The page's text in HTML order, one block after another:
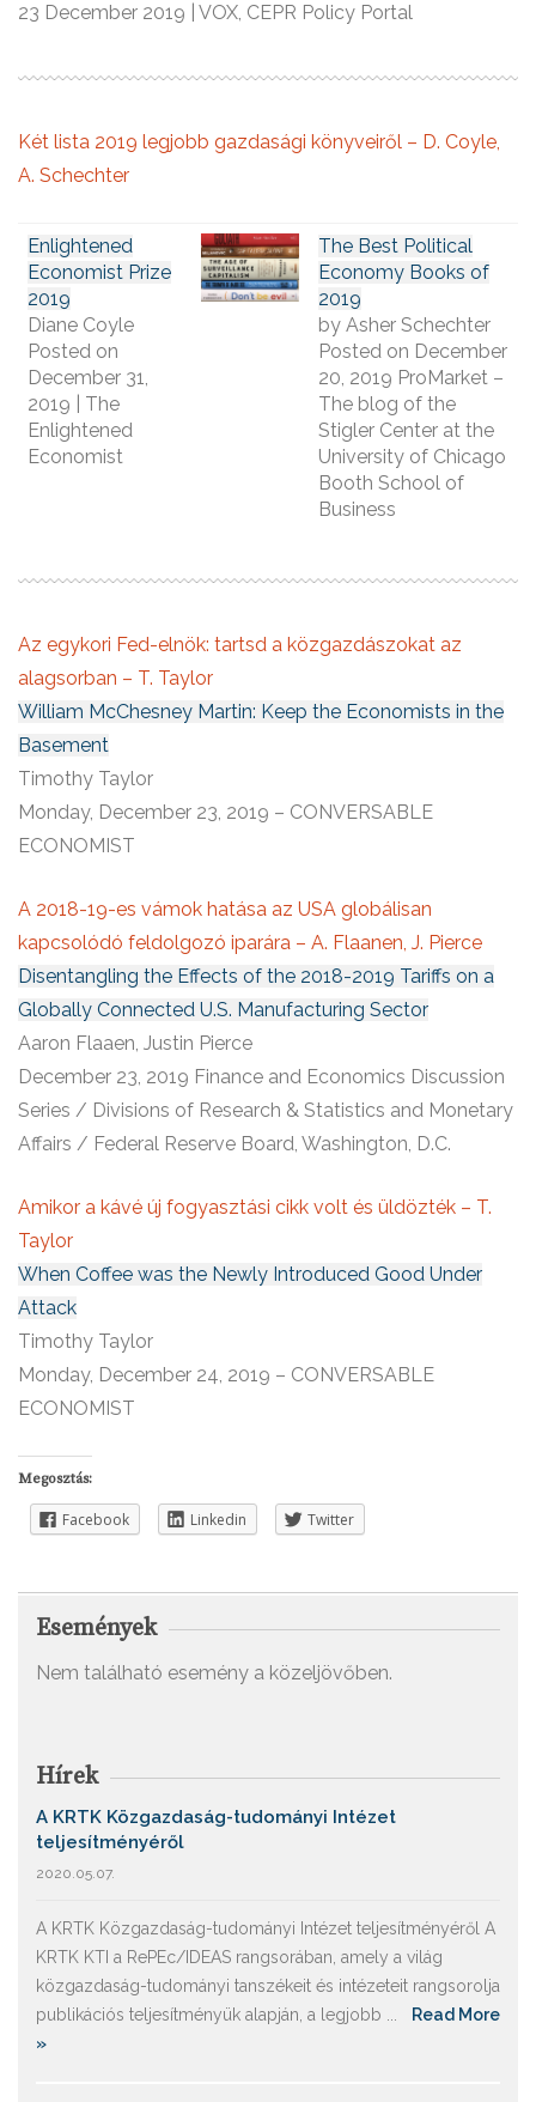
23 December 2019 | VOX, CEPR Policy Portal
Két lista 2019 legjobb gazdasági könyveiről – D. Coyle,
A. Schechter
Enlightened
Economist Prize
2019
Diane Coyle
Posted on
December 31,
2019 | The
Enlightened
Economist
The Best Political
Economy Books of
2019
by Asher Schechter
Posted on December
20, 2019 ProMarket –
The blog of the
Stigler Center at the
University of Chicago
Booth School of
Business
Az egykori Fed-elnök: tartsd a közgazdászokat az
alagsorban – T. Taylor
William McChesney Martin: Keep the Economists in the
Basement
Timothy Taylor
Monday, December 23, 2019 – CONVERSABLE
ECONOMIST
A 2018-19-es vámok hatása az USA globálisan
kapcsolódó feldolgozó iparára – A. Flaanen, J. Pierce
Disentangling the Effects of the 2018-2019 Tariffs on a
Globally Connected U.S. Manufacturing Sector
Aaron Flaaen, Justin Pierce
December 23, 2019 Finance and Economics Discussion
Series / Divisions of Research & Statistics and Monetary
Affairs / Federal Reserve Board, Washington, D.C.
Amikor a kávé új fogyasztási cikk volt és üldözték – T.
Taylor
When Coffee was the Newly Introduced Good Under
Attack
Timothy Taylor
Monday, December 24, 2019 – CONVERSABLE
ECONOMIST
Megosztás:
Facebook Linkedin Twitter
Események
Nem található esemény a közeljövőben.
Hírek
A KRTK Közgazdaság-tudományi Intézet
teljesítményéről
2020.05.07.
A KRTK Közgazdaság-tudományi Intézet teljesítményéről A
KRTK KTI a RePEc/IDEAS rangsorában, amely a világ
közgazdaság-tudományi tanszékeit és intézeteit rangsorolja
publikációs teljesítményük alapján, a legjobb ... Read More
»